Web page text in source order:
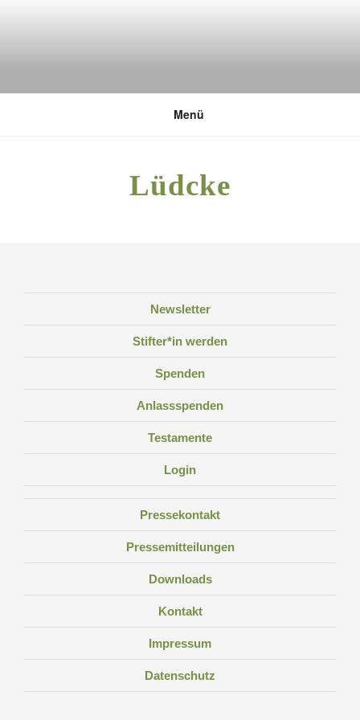
DEUTSCHE UMWELTSTIFTUNG
Menü
Lüdcke
Newsletter
Stifter*in werden
Spenden
Anlassspenden
Testamente
Login
Pressekontakt
Pressemitteilungen
Downloads
Kontakt
Impressum
Datenschutz